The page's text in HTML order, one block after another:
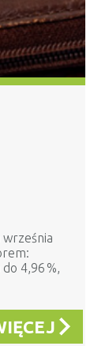
września
4,96 %,